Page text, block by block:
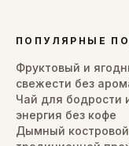
ПОПУЛЯРНЫЕ
Фруктовый и
свежести без
Чай для бодрости
энергия без кофе
Дымный